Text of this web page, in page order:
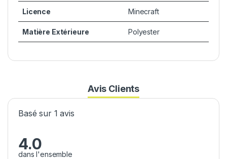
Licence Minecraft
Matière Extérieure Polyester
Avis Clients
Basé sur 1 avis
4.0
dans l'ensemble